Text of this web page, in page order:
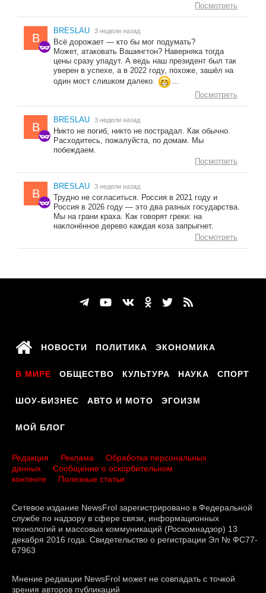
Посмотреть
B
BRESLAU 3 недели назад
Всё дорожает — кто бы мог подумать?
Может, атаковать Вашингтон? Наверняка тогда
цены сразу упадут. А ведь наш президент был так
уверен в успехе, а в 2022 году, похоже, зашёл на
один мост слишком далеко.
...
Посмотреть
B
BRESLAU 3 недели назад
Никто не погиб, никто не пострадал. Как обычно.
Расходитесь, пожалуйста, по домам. Мы
побеждаем.
Посмотреть
B
BRESLAU 3 недели назад
Трудно не согласиться. Россия в 2021 году и
Россия в 2026 году — это два разных государства.
Мы на грани краха. Как говорят греки: на
наклонённое дерево каждая коза запрыгнет.
Посмотреть
НОВОСТИ ПОЛИТИКА ЭКОНОМИКА
В МИРЕ ОБЩЕСТВО КУЛЬТУРА НАУКА СПОРТ
ШОУ-БИЗНЕС АВТО И МОТО ЭГОИЗМ
МОЙ БЛОГ
Редакция Реклама
Обработка персональных
данных
Сообщение о оскорбительном
контенте
Полезные статьи
Сетевое издание NewsFrol зарегистрировано в Федеральной
службе по надзору в сфере связи, информационных
технологий и массовых коммуникаций (Роскомнадзор) 13
декабря 2016 года. Свидетельство о регистрации Эл № ФС77-
67963
Мнение редакции NewsFrol может не совпадать с точкой
зрения авторов публикаций